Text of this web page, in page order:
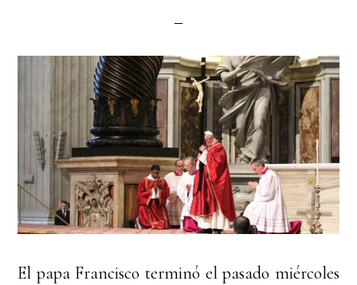
El papa Francisco terminó el pasado miércoles